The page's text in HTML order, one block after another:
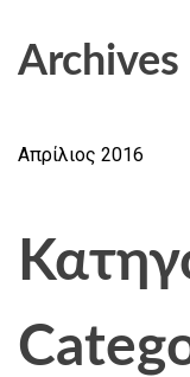
Archives
Απρίλιος 2016